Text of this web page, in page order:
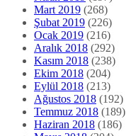
Mart 2019 (268)
Şubat 2019 (226)
Ocak 2019 (216)
Aralık 2018 (292)
Kasım 2018 (238)
Ekim 2018 (204)
Eylül 2018 (213)
Ağustos 2018 (192)
Temmuz 2018 (189)
Haziran 2018 (186)